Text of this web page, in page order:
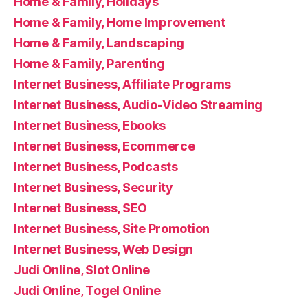
Home & Family, Home Improvement
Home & Family, Landscaping
Home & Family, Parenting
Internet Business, Affiliate Programs
Internet Business, Audio-Video Streaming
Internet Business, Ebooks
Internet Business, Ecommerce
Internet Business, Podcasts
Internet Business, Security
Internet Business, SEO
Internet Business, Site Promotion
Internet Business, Web Design
Judi Online, Slot Online
Judi Online, Togel Online